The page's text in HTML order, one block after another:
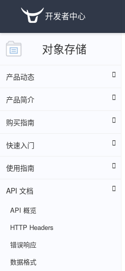
开发者中心
对象存储
产品动态
产品简介
购买指南
快速入门
使用指南
API 文档
API 概览
HTTP Headers
错误响应
数据格式